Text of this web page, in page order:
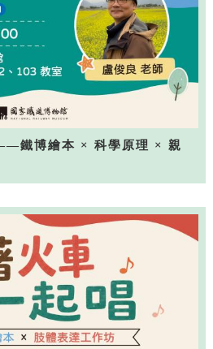
鐵博繪本 × 科學原理 × 親